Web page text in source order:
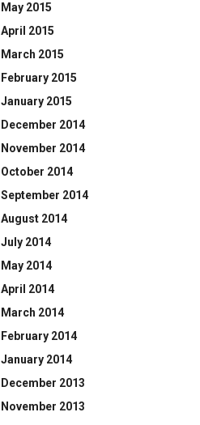
May 2015
April 2015
March 2015
February 2015
January 2015
December 2014
November 2014
October 2014
September 2014
August 2014
July 2014
May 2014
April 2014
March 2014
February 2014
January 2014
December 2013
November 2013